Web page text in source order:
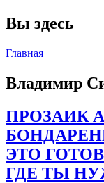
Вы здесь
Главная
Владимир
ПРОЗАИК
ЭТО
ГДЕ ТЫ